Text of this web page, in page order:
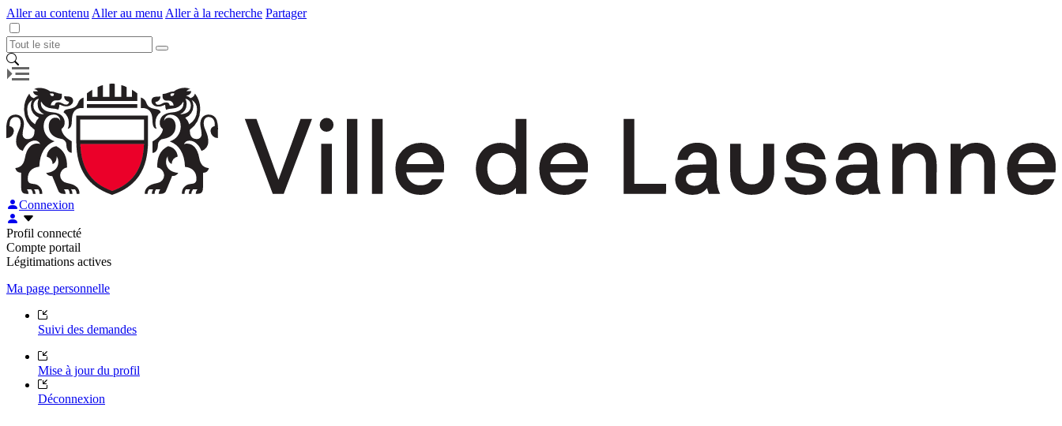
Aller au contenu Aller au menu Aller à la recherche Partager
Connexion
Profil connecté
Compte portail
Légitimations actives
Ma page personnelle
Suivi des demandes
Mise à jour du profil
Déconnexion